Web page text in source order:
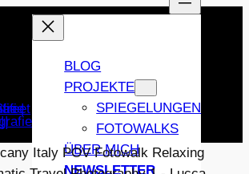
BLOG
PROJEKTE
SPIEGELUNGEN
FOTOWALKS
ÜBER MICH
NEWSLETTER